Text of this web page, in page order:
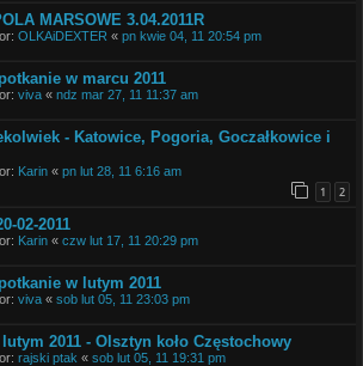
MARSOWE 3.04.2011R
OLKAiDEXTER « pn kwie 04, 11 20:54 pm
w marcu 2011
viva « ndz mar 27, 11 11:37 am
- Katowice, Pogoria, Goczałkowice i
Karin « pn lut 28, 11 6:16 am
1 2
02-2011
Karin « czw lut 17, 11 20:29 pm
w lutym 2011
viva « sob lut 05, 11 23:03 pm
2011 - Olsztyn koło Częstochowy
rajski ptak « sob lut 05, 11 19:31 pm